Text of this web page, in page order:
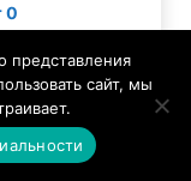
0
представления
сайт, мы